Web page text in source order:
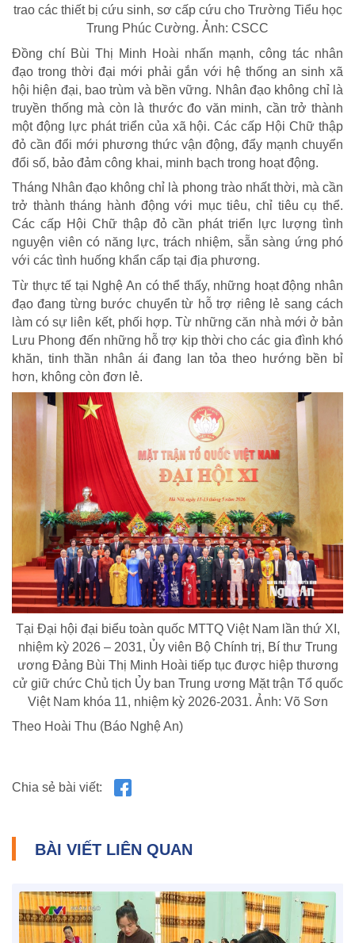
trao các thiết bị cứu sinh, sơ cấp cứu cho Trường Tiểu học
Trung Phúc Cường. Ảnh: CSCC
Đồng chí Bùi Thị Minh Hoài nhấn mạnh, công tác nhân
đạo trong thời đại mới phải gắn với hệ thống an sinh xã
hội hiện đại, bao trùm và bền vững. Nhân đạo không chỉ là
truyền thống mà còn là thước đo văn minh, cần trở thành
một động lực phát triển của xã hội. Các cấp Hội Chữ thập
đỏ cần đổi mới phương thức vận động, đẩy mạnh chuyển
đổi số, bảo đảm công khai, minh bạch trong hoạt động.
Tháng Nhân đạo không chỉ là phong trào nhất thời, mà cần
trở thành tháng hành động với mục tiêu, chỉ tiêu cụ thể.
Các cấp Hội Chữ thập đỏ cần phát triển lực lượng tình
nguyện viên có năng lực, trách nhiệm, sẵn sàng ứng phó
với các tình huống khẩn cấp tại địa phương.
Từ thực tế tại Nghệ An có thể thấy, những hoạt động nhân
đạo đang từng bước chuyển từ hỗ trợ riêng lẻ sang cách
làm có sự liên kết, phối hợp. Từ những căn nhà mới ở bản
Lưu Phong đến những hỗ trợ kịp thời cho các gia đình khó
khăn, tinh thần nhân ái đang lan tỏa theo hướng bền bỉ
hơn, không còn đơn lẻ.
Tại Đại hội đại biểu toàn quốc MTTQ Việt Nam lần thứ XI,
nhiệm kỳ 2026 – 2031, Ủy viên Bộ Chính trị, Bí thư Trung
ương Đảng Bùi Thị Minh Hoài tiếp tục được hiệp thương
cử giữ chức Chủ tịch Ủy ban Trung ương Mặt trận Tổ quốc
Việt Nam khóa 11, nhiệm kỳ 2026-2031. Ảnh: Võ Sơn
Theo Hoài Thu (Báo Nghệ An)
Chia sẻ bài viết:
BÀI VIẾT LIÊN QUAN